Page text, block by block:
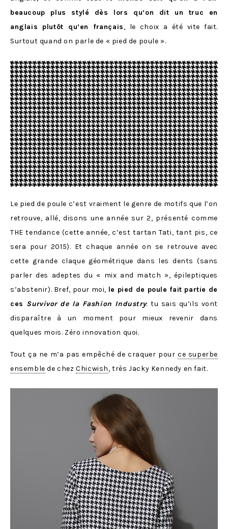
beaucoup plus stylé dès lors qu’on dit un truc en
anglais plutôt qu’en français, le choix a été vite fait.
Surtout quand on parle de « pied de poule ».
Le pied de poule c’est vraiment le genre de motifs que l’on
retrouve, allé, disons une année sur 2, présenté comme
THE tendance (cette année, c’est tartan Tati, tant pis, ce
sera pour 2015). Et chaque année on se retrouve avec
cette grande claque géométrique dans les dents (sans
parler des adeptes du « mix and match », épileptiques
s’abstenir). Bref, pour moi, le pied de poule fait partie de
ces Survivor de la Fashion Industry: tu sais qu’ils vont
disparaître à un moment pour mieux revenir dans
quelques mois. Zéro innovation quoi.
Tout ça ne m’a pas empêché de craquer pour ce superbe
ensemble de chezChicwish, très Jacky Kennedy en fait.